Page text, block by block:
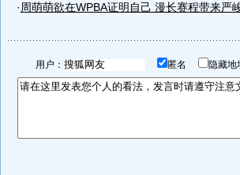
· 周萌萌欲在WPBA证明自己 漫长赛程带来严
用户： 匿名 隐藏